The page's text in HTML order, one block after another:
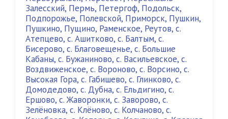
Залесский, Пермь, Петергоф, Подольск,
Подпорожье, Полевской, Приморск, Пушкин,
Пушкино, Пущино, Раменское, Реутов, с.
Атепцево, с. Ашитково, с. Балтым, с.
Бисерово, с. Благовещенье, с. Большие
Кабаны, с. Бужаниново, с. Васильевское, с.
Воздвиженское, с. Вороново, с. Ворсино, с.
Высокая Гора, с. Габишево, с. Глинково, с.
Домодедово, с. Дубна, с. Ельдигино, с.
Ершово, с. Жаворонки, с. Заворово, с.
Зелёновка, с. Клёново, с. Колчаново, с.